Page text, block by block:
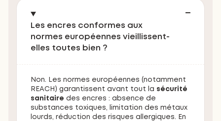
Les encres conformes aux
normes européennes vieillissent-
elles toutes bien ?
Non. Les normes européennes (notamment
REACH) garantissent avant tout la sécurité
sanitaire des encres : absence de
substances toxiques, limitation des métaux
lourds, réduction des risques allergiques. En